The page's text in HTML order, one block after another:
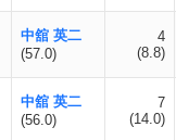
中舘 英二
(57.0)
4
(8.8)
中舘 英二
(56.0)
7
(14.0)